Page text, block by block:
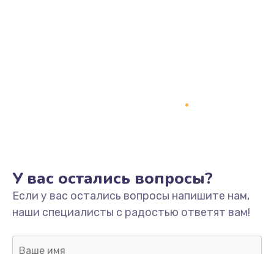
У вас остались вопросы?
Если у вас остались вопросы напишите нам,
наши специалисты с радостью ответят вам!